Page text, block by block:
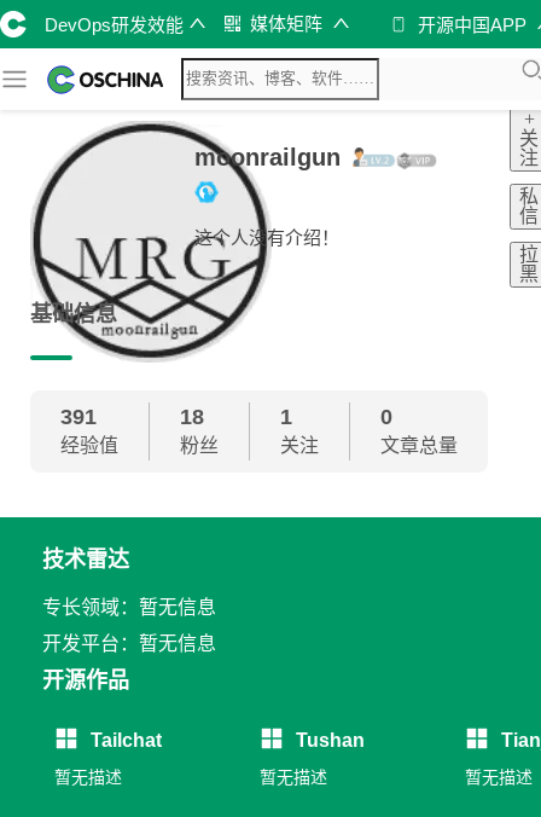
DevOps研发效能 媒体矩阵 开源中国APP
moonrailgun
这个人没有介绍！
+
关
注
私
信
拉
黑
基础信息
391
经验值
18
粉丝
1
关注
0
文章总量
技术雷达
专长领域：暂无信息
开发平台：暂无信息
开源作品
Tailchat
暂无描述
Tushan
暂无描述 暂无描述